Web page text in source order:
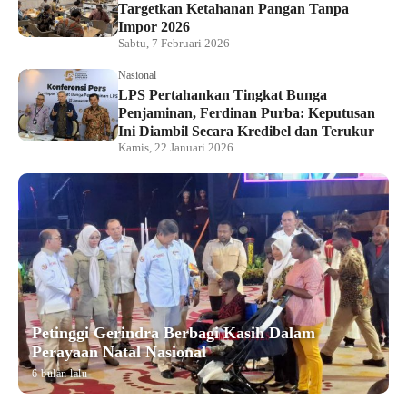
Targetkan Ketahanan Pangan Tanpa
Impor 2026
Sabtu, 7 Februari 2026
Nasional
LPS Pertahankan Tingkat Bunga
Penjaminan, Ferdinan Purba: Keputusan
Ini Diambil Secara Kredibel dan Terukur
Kamis, 22 Januari 2026
Petinggi Gerindra Berbagi Kasih Dalam
Perayaan Natal Nasional
6 bulan lalu